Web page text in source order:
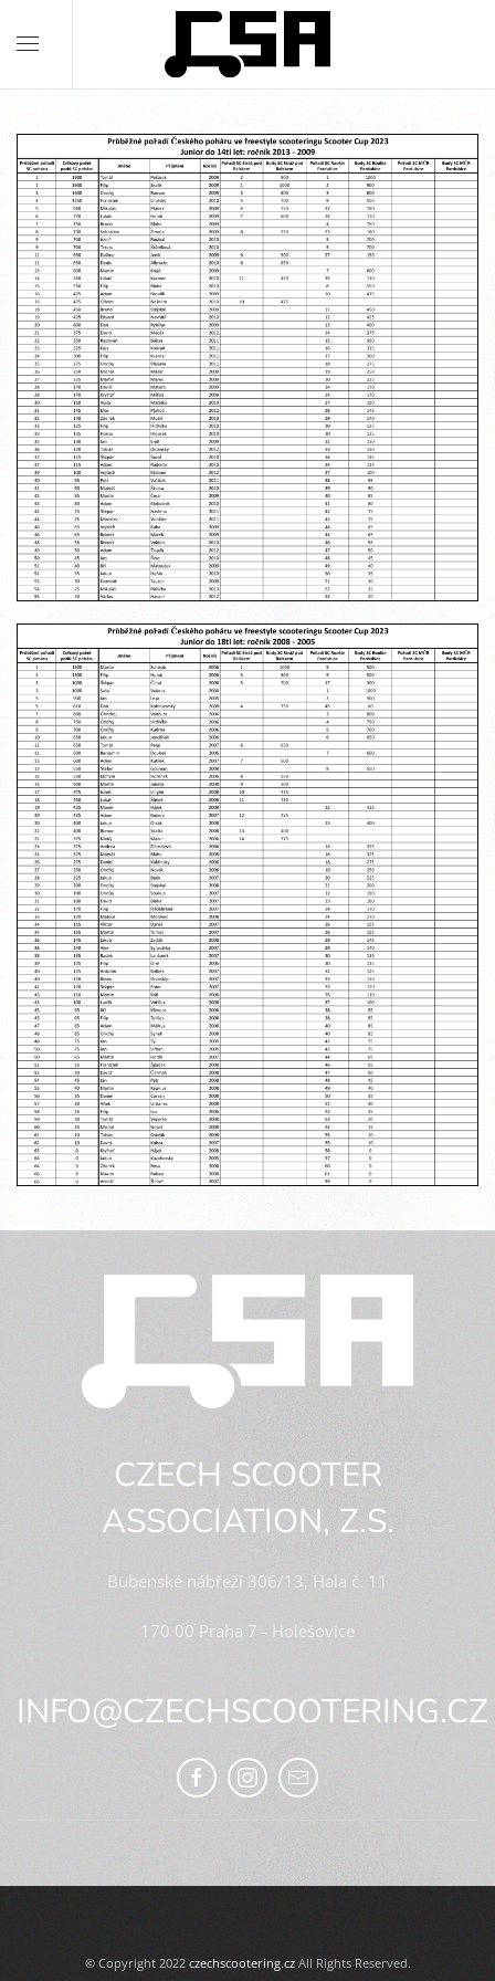
CZECH SCOOTER
ASSOCIATION, Z.S.
Bubenské nábřeží 306/13, Hala č. 11
170 00 Praha 7 - Holešovice
INFO@CZECHSCOOTERING.CZ
© Copyright 2022 czechscootering.cz All Rights Reserved.